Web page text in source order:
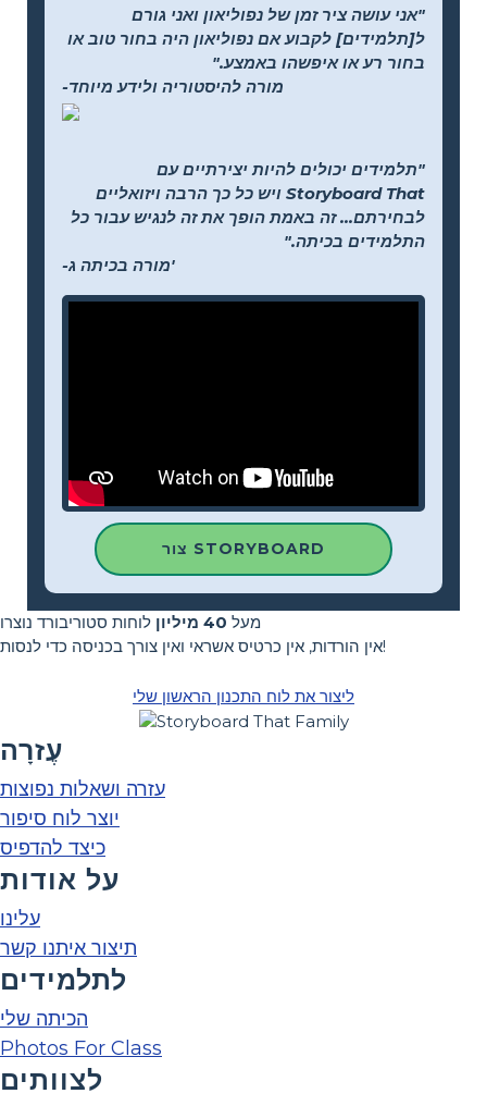
"אני עושה ציר זמן של נפוליאון ואני גורם
ל[תלמידים] לקבוע אם נפוליאון היה בחור טוב או
בחור רע או איפשהו באמצע."
-מורה להיסטוריה ולידע מיוחד
"תלמידים יכולים להיות יצירתיים עם
Storyboard That ויש כל כך הרבה ויזואליים
לבחירתם... זה באמת הופך את זה לנגיש עבור כל
התלמידים בכיתה."
-מורה בכיתה ג'
צור STORYBOARD
מעל 40 מיליון
לוחות סטוריבורד נוצרו
אין הורדות, אין כרטיס אשראי ואין צורך בכניסה כדי לנסות!
ליצור את לוח התכנון הראשון שלי
עֶזרָה
עזרה ושאלות נפוצות
יוצר לוח סיפור
כיצד להדפיס
על אודות
עלינו
תיצור איתנו קשר
לתלמידים
הכיתה שלי
Photos For Class
לצוותים